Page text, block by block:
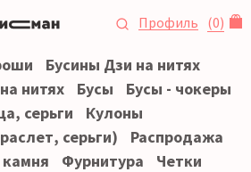
Профиль (0)
Бусины Дзи на нитях
нитях
Бусы
Бусы - чокеры
серьги
Кулоны
серьги)
Распродажа
Фурнитура Четки